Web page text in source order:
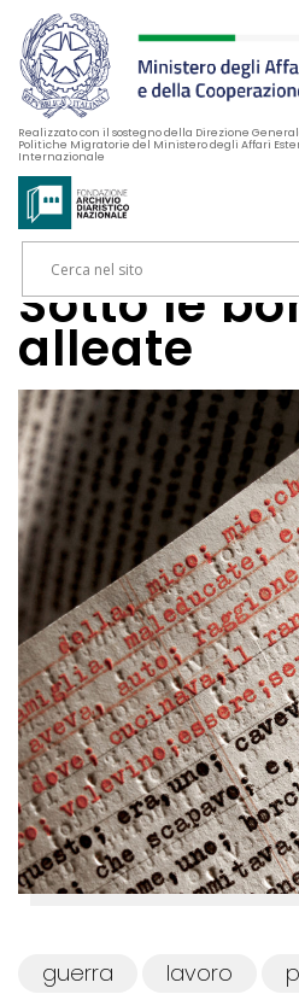
Realizzato con il sostegno della Direzione
Politiche Migratorie del Ministero degli Affari
Internazionale
Sotto le
alleate
guerra lavoro